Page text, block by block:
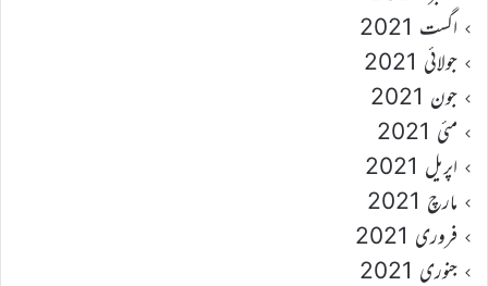
اگست 2021
جولائی 2021
جون 2021
مئی 2021
اپریل 2021
مارچ 2021
فروری 2021
جنوری 2021